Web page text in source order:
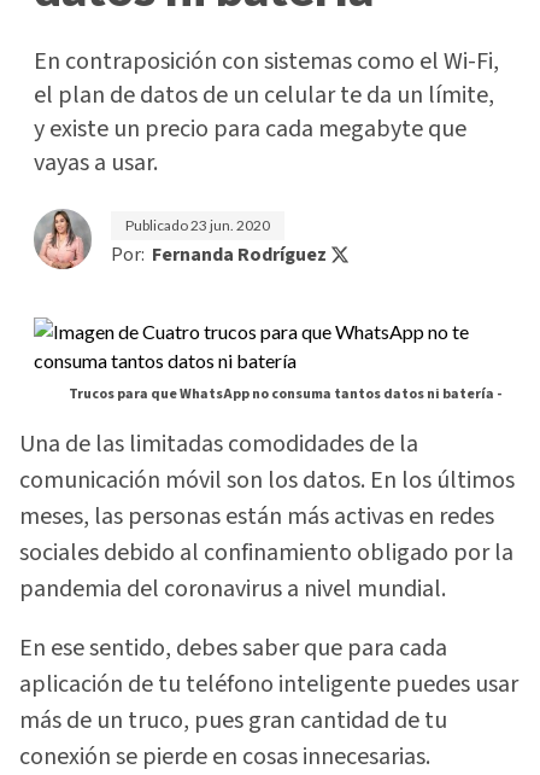
En contraposición con sistemas como el Wi-Fi,
el plan de datos de un celular te da un límite,
y existe un precio para cada megabyte que
vayas a usar.
Publicado23 jun. 2020
Por: Fernanda Rodríguez
Trucos para que WhatsApp no consuma tantos datos ni batería -
Una de las limitadas comodidades de la
comunicación móvil son los datos. En los últimos
meses, las personas están más activas en redes
sociales debido al confinamiento obligado por la
pandemia del coronavirus a nivel mundial.
En ese sentido, debes saber que para cada
aplicación de tu teléfono inteligente puedes usar
más de un truco, pues gran cantidad de tu
conexión se pierde en cosas innecesarias.